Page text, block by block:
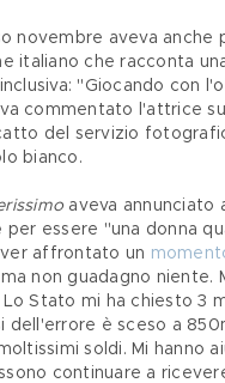
novembre aveva anche
italiano che racconta
"Giocando con
commentato l'attrice su
del servizio
bianco.
aveva annunciato
per essere "una donna
affrontato un
non guadagno niente.
Stato mi ha chiesto 3
dell'errore è sceso a
soldi. Mi hanno
continuare a